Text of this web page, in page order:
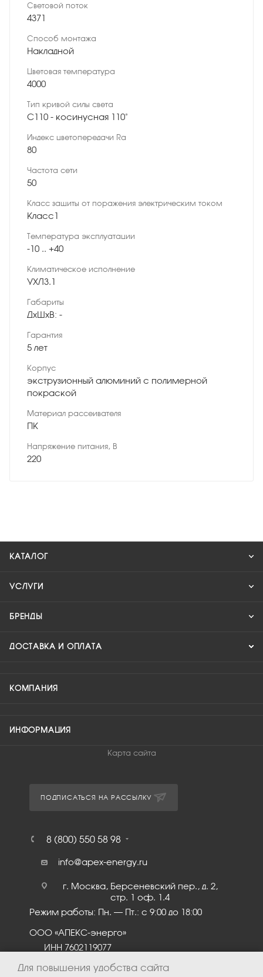
Световой поток
4371
Способ монтажа
Накладной
Цветовая температура
4000
Тип кривой силы света
C110 - косинусная 110˚
Индекс цветопередачи Ra
80
Частота сети
50
Класс защиты от поражения электрическим током
Класс1
Температура эксплуатации
-10 .. +40
Климатическое исполнение
УХЛ3.1
Габариты
ДхШхВ: -
Гарантия
5 лет
Корпус
экструзионный алюминий с полимерной
покраской
Материал рассеивателя
ПК
Напряжение питания, В
220
КАТАЛОГ
УСЛУГИ
БРЕНДЫ
ДОСТАВКА И ОПЛАТА
КОМПАНИЯ
ИНФОРМАЦИЯ
Карта сайта
ПОДПИСАТЬСЯ НА РАССЫЛКУ
8 (800) 550 58 98
info@apex-energy.ru
г. Москва, Берсеневский пер., д. 2,
стр. 1 оф. 1.4
Режим работы: Пн. – Пт.: с 9:00 до 18:00
ООО «АПЕКС-энерго»
ИНН 7602119077
Для повышения удобства сайта